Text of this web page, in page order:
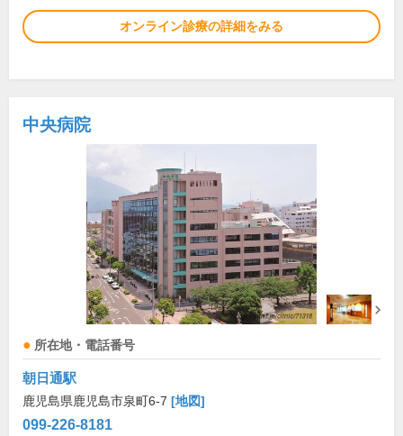
オンライン診療の詳細をみる
中央病院
所在地・電話番号
朝日通駅
鹿児島県鹿児島市泉町6-7 [地図]
099-226-8181